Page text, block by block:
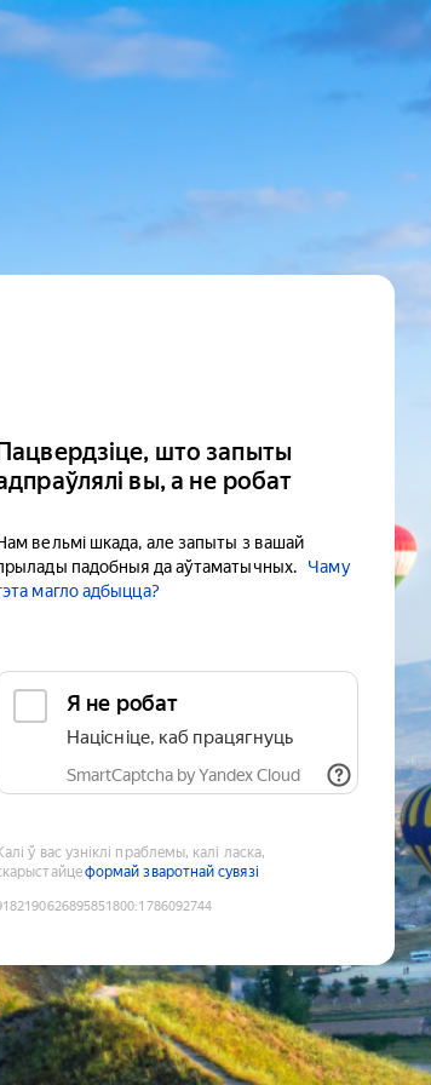
што запыты
вы, а не робат
вельмі шкада, але запыты з вашай
падобныя да аўтаматычных.
Чаму
магло адбыцца?
Я не робат
Націсніце, каб працягнуць
SmartCaptcha by Yandex Cloud
ў вас узніклі праблемы, калі ласка,
формай зваротнай сувязі
:1786092744